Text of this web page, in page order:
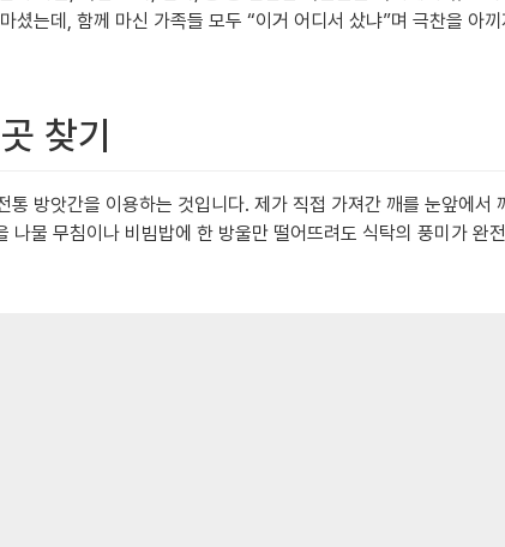
는데, 함께 마신 가족들 모두 “이거 어디서 샀냐”며 극찬을 아
찾기
방앗간을 이용하는 것입니다. 제가 직접 가져간 깨를 눈앞에서
물 무침이나 비빔밥에 한 방울만 떨어뜨려도 식탁의 풍미가 완